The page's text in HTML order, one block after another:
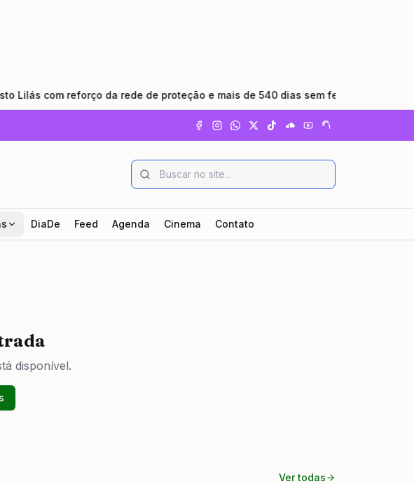
com reforço da rede de proteção e mais de 540 dias sem feminicídio
DiaDe Feed Agenda Cinema Contato
disponível.
Ver todas